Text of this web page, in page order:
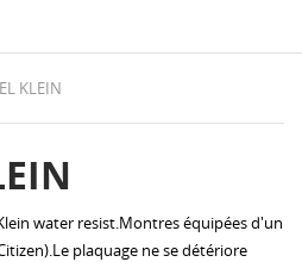
KLEIN
water resist.Montres équipées d'un
plaquage ne se détériore